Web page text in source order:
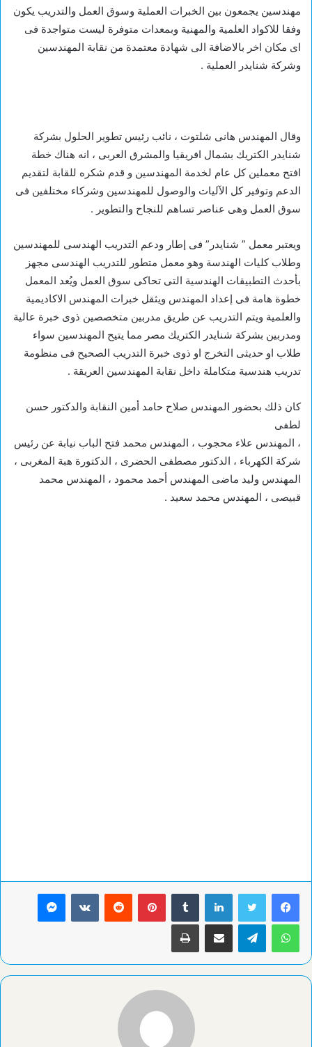
مهندسين يجمعون بين الخبرات العملية وسوق العمل والتدريب يكون
وفقا للاكواد العلمية والمهنية وبمعدات متوفرة ليست متواجدة فى
اى مكان اخر بالاضافة الى شهادة معتمدة من نقابة المهندسين
وشركة شنايدر العملية .
وقال المهندس هانى شلتوت ، نائب رئيس تطوير الحلول بشركة
شنايدر الكتريك بشمال افريقيا والمشرق العربى ، انه هناك خطة
افتح معملين كل عام لخدمة المهندسين و قدم شكره للقابة لتقديم
الدعم وتوفير كل الآليات والوصول للمهندسين وشركاء مختلفين فى
سوق العمل وهى عناصر تساهم للنجاح والتطوير .
ويعتبر معمل ” شنايدر” فى إطار ودعم التدريب الهندسى للمهندسين
وطلاب كليات الهندسة وهو معمل متطور للتدريب الهندسى مجهز
بأحدث التطبيقات الهندسية التى تحاكى سوق العمل ويُعد المعمل
خطوة هامة فى إعداد المهندس ويثقل خبرات المهندس الاكاديمية
والعلمية ويتم التدريب عن طريق مدربين متخصصين ذوى خبرة عالية
ومدربين بشركة شنايدر الكتريك مصر مما يتيح المهندسين سواء
طلاب او حديثى التخرج او ذوى خبرة التدريب الصحيح فى منظومة
تدريب هندسية متكاملة داخل نقابة المهندسين العريقة .
كان ذلك بحضور المهندس صلاح حامد أمين النقابة والدكتور حسن
لطفى
، المهندس علاء محجوب ، المهندس محمد فتح الباب نيابة عن رئيس
شركة الكهرباء ، الدكتور مصطفى الحضرى ، الدكتورة هبة المغربى ،
المهندس وليد ماضى المهندس أحمد محمود ، المهندس محمد
قبيصى ، المهندس محمد سعيد .
لينكدإن بينتيريست ماسنجر
واتساب تيلقرام مشاركة عبر البريد طباعة